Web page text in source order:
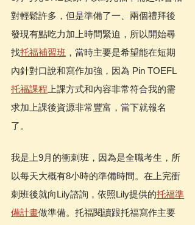
對輕鬆許多，但是準備了一、兩個禮拜後
發現有點吃力加上時間緊迫，所以開始尋
找托福補習班 ，當時主要是希望能在短期
內針對口說和寫作加強，因為 Pin TOEFL
托福課程 上課方式和內容非常符合我的需
求加上課後資源非常豐富，當下就報名
了。
我是上9月的衝刺班，因為是全職考生，所
以每天大概有8小時的準備時間。在上完衝
刺班後就向Lily諮詢，依照Lily提供的托福準
備計畫做準備。托福閱讀跟托福寫作主要